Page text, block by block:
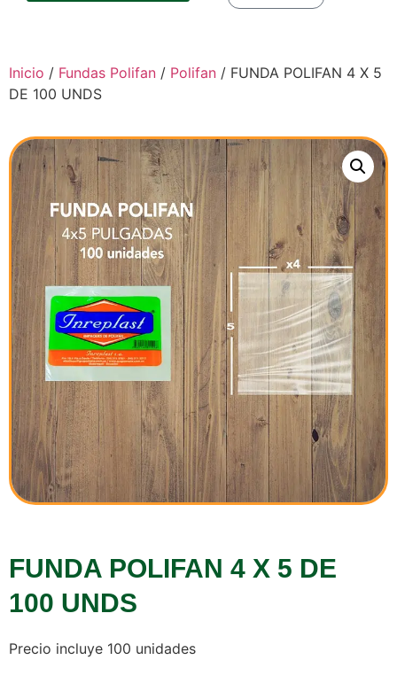
Inicio / Fundas Polifan / Polifan / FUNDA POLIFAN 4 X 5
DE 100 UNDS
FUNDA POLIFAN 4 X 5 DE
100 UNDS
Precio incluye 100 unidades